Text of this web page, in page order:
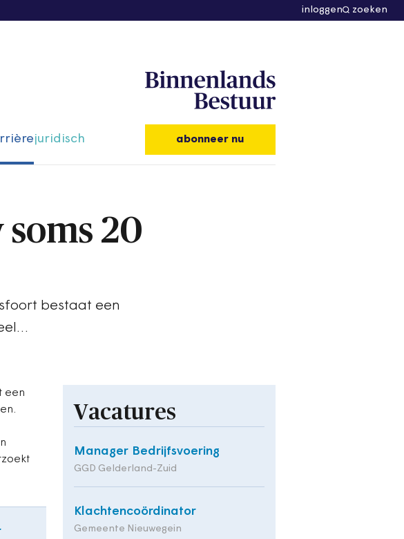
inloggen zoeken
juridisch abonneer nu
20
bestaat een
een
Vacatures
Manager Bedrijfsvoering
GGD Gelderland-Zuid
Klachtencoördinator
Gemeente Nieuwegein